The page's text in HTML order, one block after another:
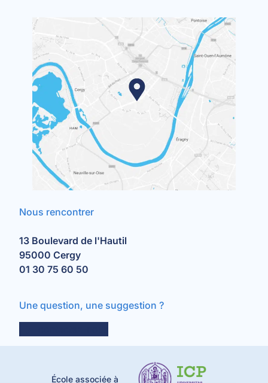
Nous rencontrer
13 Boulevard de l'Hautil
95000 Cergy
01 30 75 60 50
Une question, une suggestion ?
École associée à